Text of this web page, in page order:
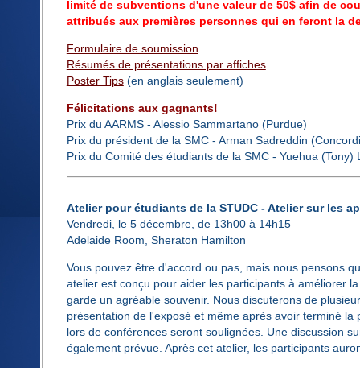
limité de subventions d'une valeur de 50$ afin de
attribués aux premières personnes qui en feront la
Formulaire de soumission
Résumés de présentations par affiches
Poster Tips(en anglais seulement)
Félicitations aux gagnants!
Prix du AARMS - Alessio Sammartano (Purdue)
Prix du président de la SMC - Arman Sadreddin
Prix du Comité des étudiants de la SMC - Yuehua (Tony)
Atelier pour étudiants de la STUDC - Atelier sur les
Vendredi, le 5 décembre, de 13h00 à 14h15
Adelaide Room, Sheraton Hamilton
Vous pouvez être d'accord ou pas, mais nous pensons
atelier est conçu pour aider les participants à améliorer
garde un agréable souvenir. Nous discuterons de
présentation de l'exposé et même après avoir terminé
lors de conférences seront soulignées. Une discussion
également prévue. Après cet atelier, les participants